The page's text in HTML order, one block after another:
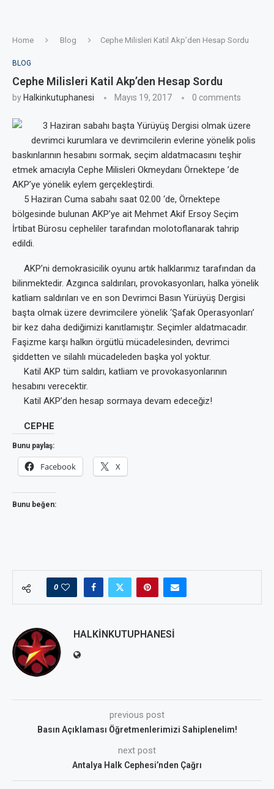
Home Blog Cephe Milisleri Katil Akp’den Hesap Sordu
BLOG
Cephe Milisleri Katil Akp’den Hesap Sordu
by Halkinkutuphanesi Mayıs 19, 2017 0 comments
3 Haziran sabahı başta Yürüyüş Dergisi olmak üzere
devrimci kurumlara ve devrimcilerin evlerine yönelik polis
baskınlarının hesabını sormak, seçim aldatmacasını teşhir
etmek amacıyla Cephe Milisleri Okmeydanı Örnektepe ’de
AKP’ye yönelik eylem gerçekleştirdi.
5 Haziran Cuma sabahı saat 02.00 ‘de, Örnektepe
bölgesinde bulunan AKP’ye ait Mehmet Akif Ersoy Seçim
İrtibat Bürosu cepheliler tarafından molotoflanarak tahrip
edildi.
AKP’ni demokrasicilik oyunu artık halklarımız tarafından da
bilinmektedir. Azgınca saldırıları, provokasyonları, halka yönelik
katliam saldırıları ve en son Devrimci Basın Yürüyüş Dergisi
başta olmak üzere devrimcilere yönelik ‘Şafak Operasyonları’
bir kez daha dediğimizi kanıtlamıştır. Seçimler aldatmacadır.
Faşizme karşı halkın örgütlü mücadelesinden, devrimci
şiddetten ve silahlı mücadeleden başka yol yoktur.
Katil AKP tüm saldırı, katliam ve provokasyonlarının
hesabını verecektir.
Katil AKP’den hesap sormaya devam edeceğiz!
CEPHE
Bunu paylaş:
Facebook X
Bunu beğen:
0
HALKINKUTUPHANESI
previous post
Basın Açıklaması Öğretmenlerimizi Sahiplenelim!
next post
Antalya Halk Cephesi’nden Çağrı